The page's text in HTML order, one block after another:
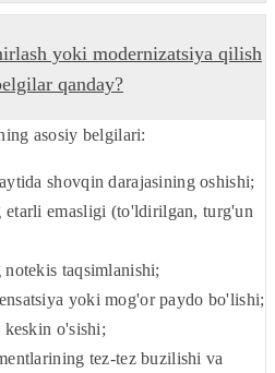
yoki modernizatsiya qilish
qanday?
asosiy belgilari:
shovqin darajasining oshishi;
emasligi (to'ldirilgan, turg'un
taqsimlanishi;
yoki mog'or paydo bo'lishi;
o'sishi;
tez-tez buzilishi va